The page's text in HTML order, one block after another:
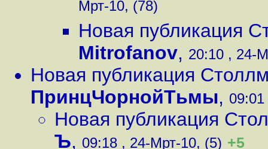
Мрт-10, (78)
Новая публикация
Mitrofanov, 20:10 , 24-
Новая публикация
ПринцЧорнойТьмы,
Новая публикация
Ъ, 09:18 , 24-Мрт-10, (5) +5